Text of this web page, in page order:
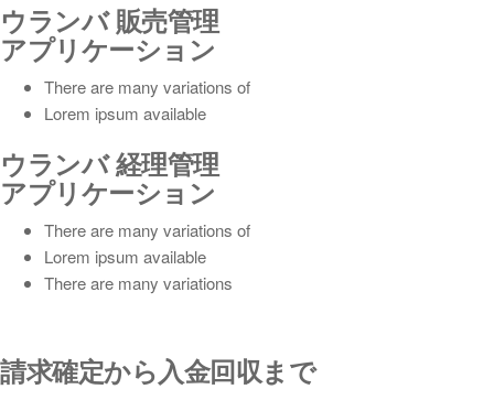
ウランバ 販売管理
アプリケーション
There are many variations of
Lorem ipsum available
ウランバ 経理管理
アプリケーション
There are many variations of
Lorem ipsum available
There are many variations
請求確定から入金回収まで